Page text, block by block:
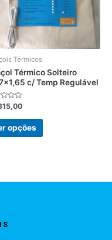
Térmicos
Térmico Solteiro
c/ Temp Regulável
opções
As
opções
podem
na
página